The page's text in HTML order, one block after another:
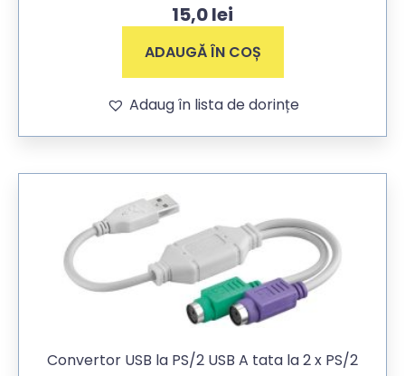
15,0lei
ADAUGĂ ÎN COȘ
Adaug în lista de dorințe
Convertor USB la PS/2 USB A tata la 2 x PS/2